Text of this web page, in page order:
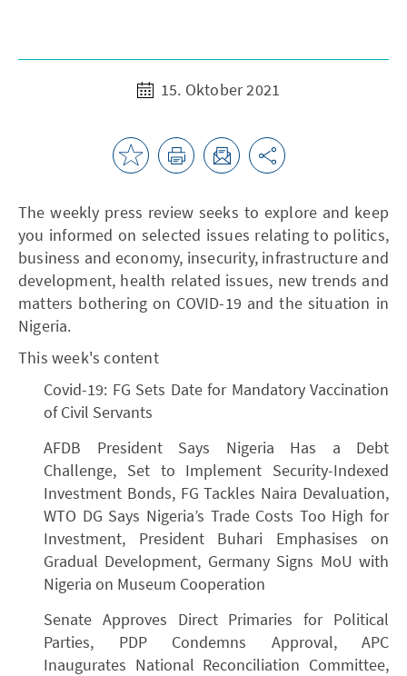
15. Oktober 2021
The weekly press review seeks to explore and keep
you informed on selected issues relating to politics,
business and economy, insecurity, infrastructure and
development, health related issues, new trends and
matters bothering on COVID-19 and the situation in
Nigeria.
This week's content
Covid-19: FG Sets Date for Mandatory Vaccination
of Civil Servants
AFDB President Says Nigeria Has a Debt
Challenge, Set to Implement Security-Indexed
Investment Bonds, FG Tackles Naira Devaluation,
WTO DG Says Nigeria’s Trade Costs Too High for
Investment, President Buhari Emphasises on
Gradual Development, Germany Signs MoU with
Nigeria on Museum Cooperation
Senate Approves Direct Primaries for Political
Parties, PDP Condemns Approval, APC
Inaugurates National Reconciliation Committee,